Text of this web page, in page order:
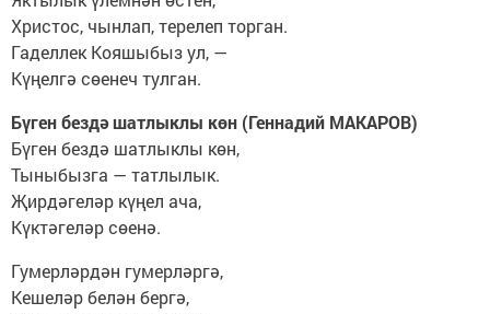
Христос, чынлап, терелеп торган.
Гаделлек Кояшыбыз ул, —
Күңелгә сөенеч тулган.
Бүген бездә шатлыклы көн (Геннадий МАКАРОВ)
Бүген бездә шатлыклы көн,
Тыныбызга — татлылык.
Җирдәгеләр күңел ача,
Күктәгеләр сөенә.
Гумерләрдән гумерләргә,
Кешеләр белән бергә,